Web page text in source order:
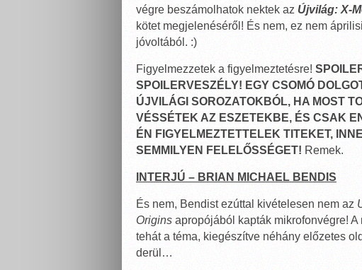
végre beszámolhatok nektek az Újvilág: X-
kötet megjelenéséről! És nem, ez nem
jóvoltából. :)
Figyelmezzetek a figyelmeztetésre!
SPOILERVESZÉLY! EGY CSOMÓ
ÚJVILÁGI SOROZATOKBÓL, HA MOST
VÉSSÉTEK AZ ESZETEKBE, ÉS CSAK
ÉN FIGYELMEZTETTELEK TITEKET,
SEMMILYEN FELELŐSSÉGET! Remek.
INTERJÚ – BRIAN MICHAEL BENDIS
És nem, Bendist ezúttal kivételesen nem az
Originsapropójából kapták mikrofonvégre!
tehát a téma, kiegészítve néhány előzetes
derül…